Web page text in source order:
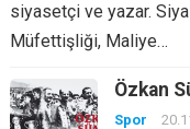
siyasetçi ve yazar.
Müfettişliği, Maliye…
Özkan
Spor